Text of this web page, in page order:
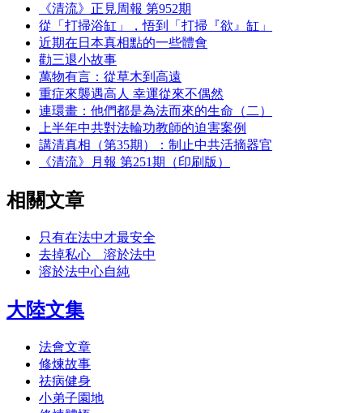
《清流》正見周報 第952期
從「打掃浴缸」，悟到「打掃『欲』缸」
近期在日本真相點的一些體會
勸三退小故事
萬物有言：從草木到高遠
重症來襲遇高人 幸運從來不偶然
連環畫：他們都是為法而來的生命（二）
上半年中共對法輪功教師的迫害案例
講清真相（第35期）：制止中共活摘器官
《清流》月報 第251期（印刷版）
相關文章
只有在法中才最安全
去掉私心 溶於法中
溶於法中心自純
大陸文集
法會文章
修煉故事
祛病健身
小弟子園地